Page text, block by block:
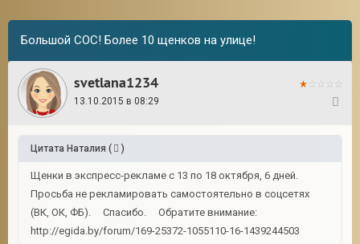
Большой СОС! Более 10 щенков на улице!
svetlana1234
13.10.2015 в 08:29
Цитата Наталия ( )
Щенки в экспресс-рекламе с 13 по 18 октября, 6 дней.
Просьба не рекламировать самостоятельно в соцсетях
(ВК, ОК, ФБ). Спасибо. Обратите внимание:
http://egida.by/forum/169-25372-1055110-16-1439244503